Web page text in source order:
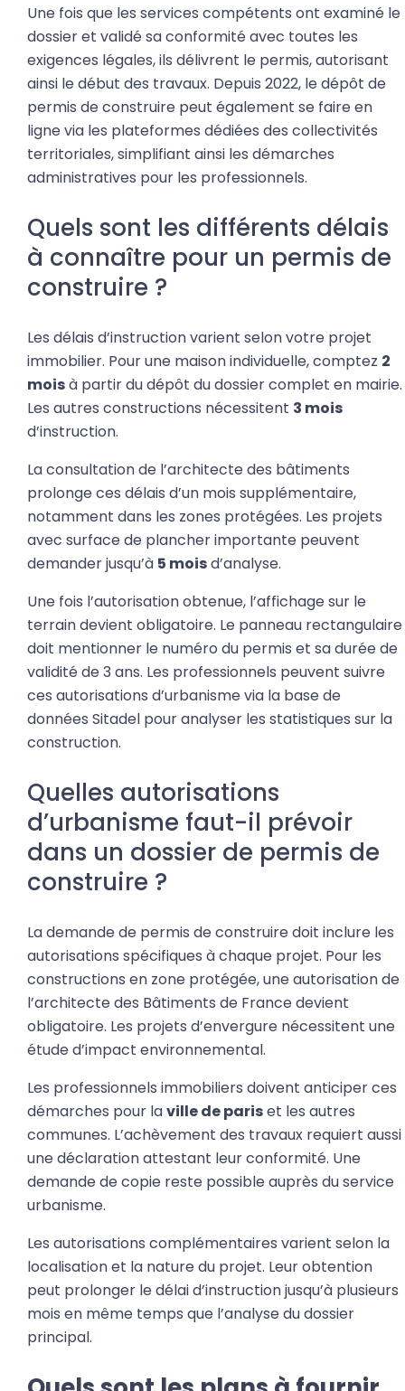
Une fois que les services compétents ont examiné le
dossier et validé sa conformité avec toutes les
exigences légales, ils délivrent le permis, autorisant
ainsi le début des travaux. Depuis 2022, le dépôt de
permis de construire peut également se faire en
ligne via les plateformes dédiées des collectivités
territoriales, simplifiant ainsi les démarches
administratives pour les professionnels.
Quels sont les différents délais
à connaître pour un permis de
construire ?
Les délais d’instruction varient selon votre projet
immobilier. Pour une maison individuelle, comptez 2
moisà partir du dépôt du dossier complet en mairie.
Les autres constructions nécessitent 3 mois
d’instruction.
La consultation de l’architecte des bâtiments
prolonge ces délais d’un mois supplémentaire,
notamment dans les zones protégées. Les projets
avec surface de plancher importante peuvent
demander jusqu’à 5 moisd’analyse.
Une fois l’autorisation obtenue, l’affichage sur le
terrain devient obligatoire. Le panneau rectangulaire
doit mentionner le numéro du permis et sa durée de
validité de 3 ans. Les professionnels peuvent suivre
ces autorisations d’urbanisme via la base de
données Sitadel pour analyser les statistiques sur la
construction.
Quelles autorisations
d’urbanisme faut-il prévoir
dans un dossier de permis de
construire ?
La demande de permis de construire doit inclure les
autorisations spécifiques à chaque projet. Pour les
constructions en zone protégée, une autorisation de
l’architecte des Bâtiments de France devient
obligatoire. Les projets d’envergure nécessitent une
étude d’impact environnemental.
Les professionnels immobiliers doivent anticiper ces
démarches pour laville de pariset les autres
communes. L’achèvement des travaux requiert aussi
une déclaration attestant leur conformité. Une
demande de copie reste possible auprès du service
urbanisme.
Les autorisations complémentaires varient selon la
localisation et la nature du projet. Leur obtention
peut prolonger le délai d’instruction jusqu’à plusieurs
mois en même temps que l’analyse du dossier
principal.